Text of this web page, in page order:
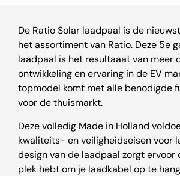
De Ratio Solar laadpaal is de
het assortiment van Ratio. Deze 5e
laadpaal is het resultaaat van meer
ontwikkeling en ervaring in de EV
topmodel komt met alle benodigde
voor de thuismarkt.
Deze volledig Made in Holland
kwaliteits- en veiligheidseisen voor
design van de laadpaal zorgt ervoor
plek hebt om je laadkabel op te